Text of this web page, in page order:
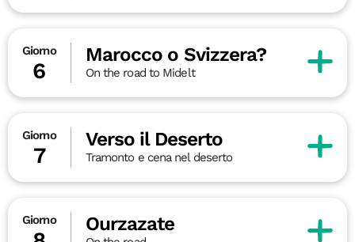
Giorno
6
Marocco o Svizzera?
On the road to Midelt
Giorno
7
Verso il Deserto
Tramonto e cena nel deserto
Giorno Ourzazate